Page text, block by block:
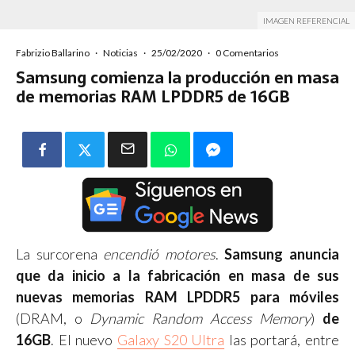
IMAGEN REFERENCIAL
Fabrizio Ballarino · Noticias · 25/02/2020 · 0 Comentarios
Samsung comienza la producción en masa
de memorias RAM LPDDR5 de 16GB
La surcorena encendió motores.Samsung anuncia
que da inicio a la fabricación en masa de sus
nuevas memorias RAM LPDDR5 para móviles
(DRAM, o Dynamic Random Access Memory) de
16GB. El nuevo Galaxy S20 Ultra las portará, entre